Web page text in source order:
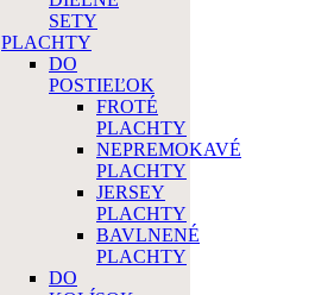
SETY
PLACHTY
DO
POSTIEĽOK
FROTÉ
PLACHTY
NEPREMOKAVÉ
PLACHTY
JERSEY
PLACHTY
BAVLNENÉ
PLACHTY
DO